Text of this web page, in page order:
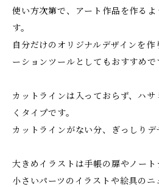
使い方次第で、アート作品を作る
す。
自分だけのオリジナルデザインを
ーションツールとしてもおすすめで
カットラインは入っておらず、ハ
くタイプです。
カットラインがない分、ぎっしりデ
大きめイラストは手帳の扉やノート
小さいパーツのイラストや絵具の